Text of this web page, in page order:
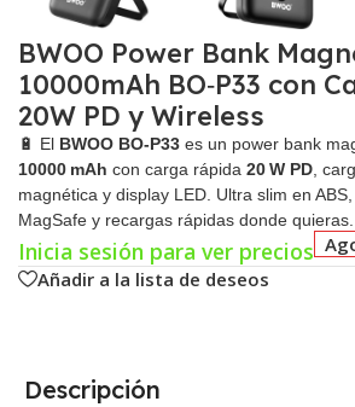
BWOO Power Bank
10000mAh BO‑P33 con
20W PD y Wireless
🔋 El BWOO BO‑P33 es un power bank
10000 mAh con carga rápida 20 W PD,
magnética y display LED. Ultra slim en
MagSafe y recargas rápidas donde quieras.
Inicia sesión para ver precios
Añadir a la lista de deseos
Descripción